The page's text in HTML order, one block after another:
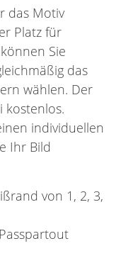
das Motiv
Platz für
Sie
das
wählen. Der
kostenlos.
individuellen
Ihr Bild
von 1, 2, 3,